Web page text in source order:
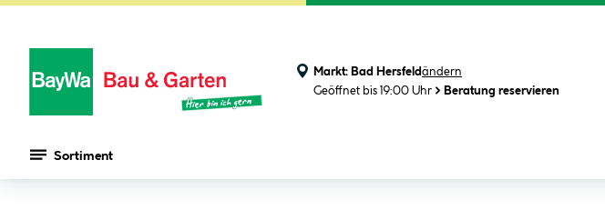
Markt: Bad Hersfeldändern
Geöffnet bis 19:00 Uhr
Beratung reservieren
Sortiment